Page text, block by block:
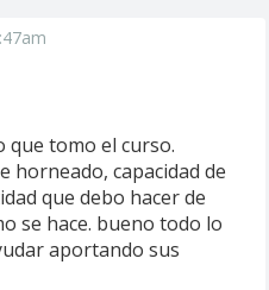
que tomo el curso.
horneado, capacidad de
que debo hacer de
se hace. bueno todo lo
aportando sus